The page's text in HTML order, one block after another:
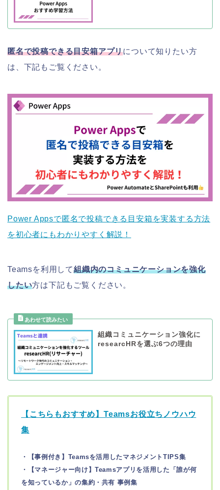
匿名で投稿できる目安箱アプリについて知りたい方
は、下記もご覧ください。
Power Appsで匿名で投稿できる目安箱を実装する方法
を初心者にもわかりやすく解説！
Teamsを利用して組織内のコミュニケーションを強化
したい方は下記もご覧ください。
組織コミュニケーション強化に
researcHRを選ぶ6つの理由
【こちらもおすすめ】Teamsお役立ちノウハウ
集
・【事例付き】Teamsを活用したマネジメントTIPS集
・【マネージャー向け】Teamsアプリを活用した「誰が何
を知っているか」の集約・共有 事例集